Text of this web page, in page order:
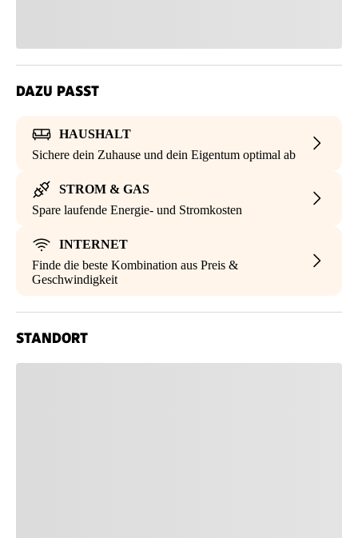
DAZU PASST
HAUSHALT
Sichere dein Zuhause und dein Eigentum optimal ab
STROM & GAS
Spare laufende Energie- und Stromkosten
INTERNET
Finde die beste Kombination aus Preis &
Geschwindigkeit
STANDORT